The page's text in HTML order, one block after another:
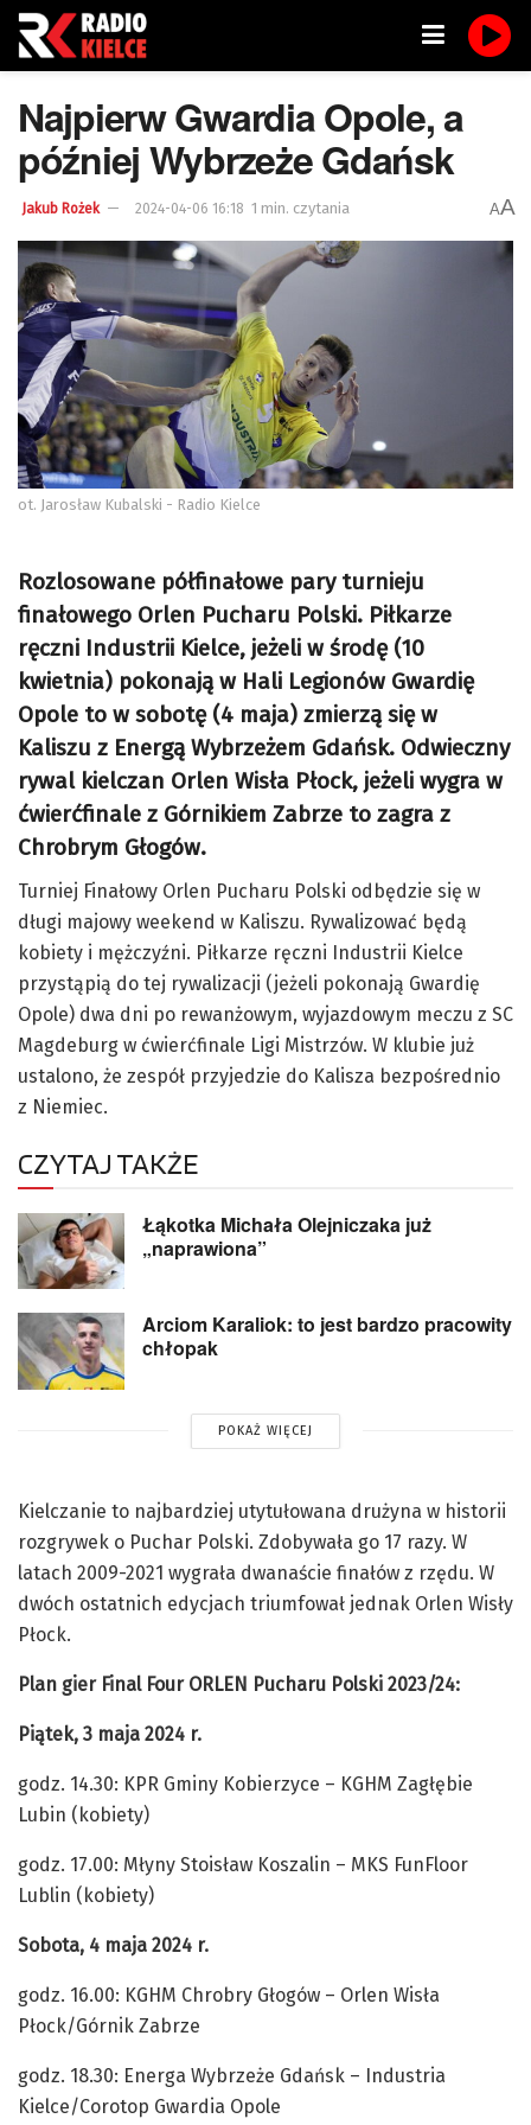
Najpierw Gwardia Opole, a
później Wybrzeże Gdańsk
Jakub Rożek 2024-04-06 16:18 1 min. czytania AA
ot. Jarosław Kubalski - Radio Kielce
Rozlosowane półfinałowe pary turnieju
finałowego Orlen Pucharu Polski. Piłkarze
ręczni Industrii Kielce, jeżeli w środę (10
kwietnia) pokonają w Hali Legionów Gwardię
Opole to w sobotę (4 maja) zmierzą się w
Kaliszu z Energą Wybrzeżem Gdańsk. Odwieczny
rywal kielczan Orlen Wisła Płock, jeżeli wygra w
ćwierćfinale z Górnikiem Zabrze to zagra z
Chrobrym Głogów.
Turniej Finałowy Orlen Pucharu Polski odbędzie się w
długi majowy weekend w Kaliszu. Rywalizować będą
kobiety i mężczyźni. Piłkarze ręczni Industrii Kielce
przystąpią do tej rywalizacji (jeżeli pokonają Gwardię
Opole) dwa dni po rewanżowym, wyjazdowym meczu z SC
Magdeburg w ćwierćfinale Ligi Mistrzów. W klubie już
ustalono, że zespół przyjedzie do Kalisza bezpośrednio
z Niemiec.
CZYTAJ TAKŻE
Łąkotka Michała Olejniczaka już
„naprawiona”
Arciom Karaliok: to jest bardzo pracowity
chłopak
POKAŻ WIĘCEJ
Kielczanie to najbardziej utytułowana drużyna w historii
rozgrywek o Puchar Polski. Zdobywała go 17 razy. W
latach 2009-2021 wygrała dwanaście finałów z rzędu. W
dwóch ostatnich edycjach triumfował jednak Orlen Wisły
Płock.
Plan gier Final Four ORLEN Pucharu Polski 2023/24:
Piątek, 3 maja 2024 r.
godz. 14.30: KPR Gminy Kobierzyce – KGHM Zagłębie
Lubin (kobiety)
godz. 17.00: Młyny Stoisław Koszalin – MKS FunFloor
Lublin (kobiety)
Sobota, 4 maja 2024 r.
godz. 16.00: KGHM Chrobry Głogów – Orlen Wisła
Płock/Górnik Zabrze
godz. 18.30: Energa Wybrzeże Gdańsk – Industria
Kielce/Corotop Gwardia Opole